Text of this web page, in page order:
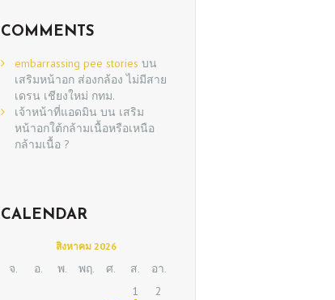
COMMENTS
embarrassing pee stories บน
เสริมหน้าอก ส่องกล้อง ไม่มีสาย
เดรน เชียงใหม่ กทม.
เจ้าหน้าที่แอดมิน บน เสริม
หน้าอกใต้กล้ามเนื้อหรือเหนือ
กล้ามเนื้อ ?
CALENDAR
สิงหาคม 2026
จ.
อ. พ. พฤ. ศ. ส. อา.
1
2